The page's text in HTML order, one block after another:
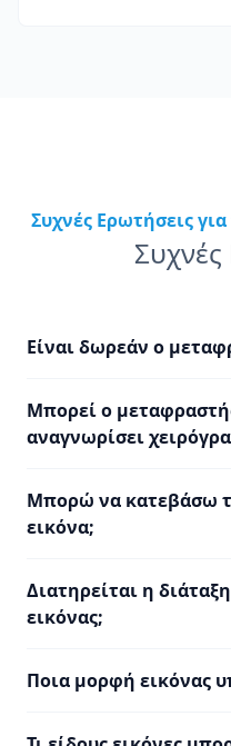
Συχνές Ερωτήσεις
Συχνές
Είναι δωρεάν ο
Μπορεί ο
αναγνωρίσει
Μπορώ να κατεβάσω
εικόνα;
Διατηρείται η
εικόνας;
Ποια μορφή εικόνας